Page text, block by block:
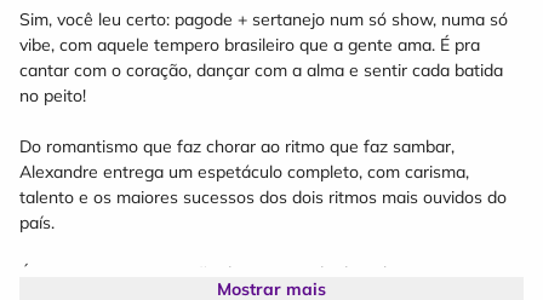
Sim, você leu certo: pagode + sertanejo num só show, numa só
vibe, com aquele tempero brasileiro que a gente ama. É pra
cantar com o coração, dançar com a alma e sentir cada batida
no peito!
Do romantismo que faz chorar ao ritmo que faz sambar,
Alexandre entrega um espetáculo completo, com carisma,
talento e os maiores sucessos dos dois ritmos mais ouvidos do
país.
É o evento que o coração do Rio Grande do Sul tanto esperava.
Mostrar mais